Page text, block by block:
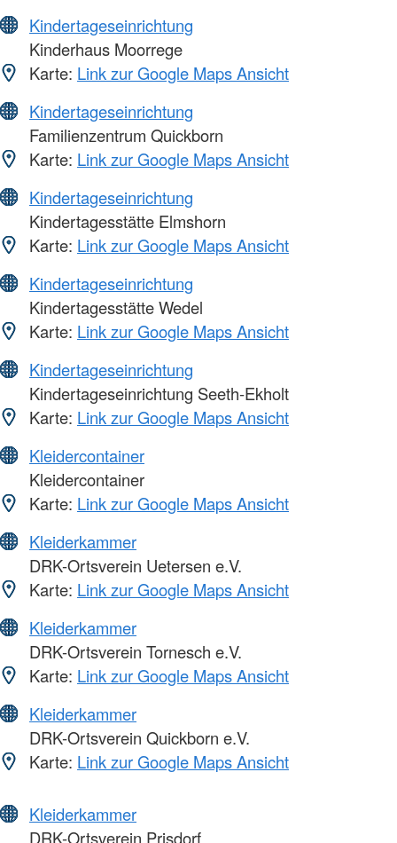
Kindertageseinrichtung
Kinderhaus Moorrege
Karte: Link zur Google Maps Ansicht
Kindertageseinrichtung
Familienzentrum Quickborn
Karte: Link zur Google Maps Ansicht
Kindertageseinrichtung
Kindertagesstätte Elmshorn
Karte: Link zur Google Maps Ansicht
Kindertageseinrichtung
Kindertagesstätte Wedel
Karte: Link zur Google Maps Ansicht
Kindertageseinrichtung
Kindertageseinrichtung Seeth-Ekholt
Karte: Link zur Google Maps Ansicht
Kleidercontainer
Kleidercontainer
Karte: Link zur Google Maps Ansicht
Kleiderkammer
DRK-Ortsverein Uetersen e.V.
Karte: Link zur Google Maps Ansicht
Kleiderkammer
DRK-Ortsverein Tornesch e.V.
Karte: Link zur Google Maps Ansicht
Kleiderkammer
DRK-Ortsverein Quickborn e.V.
Karte: Link zur Google Maps Ansicht
Kleiderkammer
DRK-Ortsverein Prisdorf